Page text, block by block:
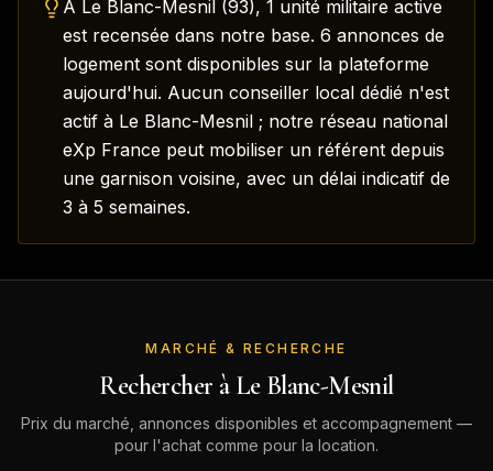
À Le Blanc-Mesnil (93), 1 unité militaire active
est recensée dans notre base. 6 annonces de
logement sont disponibles sur la plateforme
aujourd'hui. Aucun conseiller local dédié n'est
actif à Le Blanc-Mesnil ; notre réseau national
eXp France peut mobiliser un référent depuis
une garnison voisine, avec un délai indicatif de
3 à 5 semaines.
MARCHÉ & RECHERCHE
Rechercher à Le Blanc-Mesnil
Prix du marché, annonces disponibles et accompagnement —
pour l'achat comme pour la location.